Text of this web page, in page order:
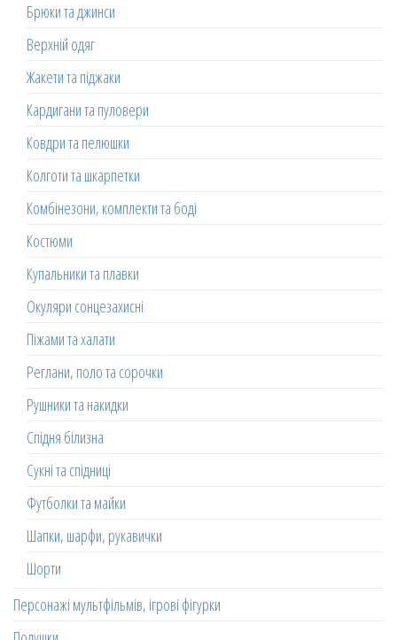
Брюки та джинси
Верхній одяг
Жакети та піджаки
Кардигани та пуловери
Ковдри та пелюшки
Колготи та шкарпетки
Комбінезони, комплекти та боді
Костюми
Купальники та плавки
Окуляри сонцезахисні
Піжами та халати
Реглани, поло та сорочки
Рушники та накидки
Спідня білизна
Сукні та спідниці
Футболки та майки
Шапки, шарфи, рукавички
Шорти
Персонажі мультфільмів, ігрові фігурки